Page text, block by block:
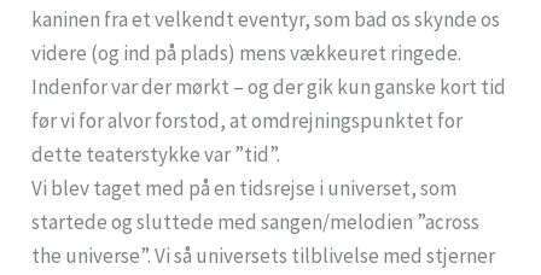
kaninen fra et velkendt eventyr, som bad os skynde os
videre (og ind på plads) mens vækkeuret ringede.
Indenfor var der mørkt – og der gik kun ganske kort tid
før vi for alvor forstod, at omdrejningspunktet for
dette teaterstykke var ”tid”.
Vi blev taget med på en tidsrejse i universet, som
startede og sluttede med sangen/melodien ”across
the universe”. Vi så universets tilblivelse med stjerner